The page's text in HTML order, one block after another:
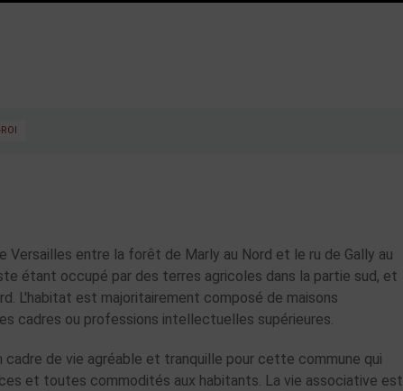
Versailles entre la forêt de Marly au Nord et le ru de Gally au
étant occupé par des terres agricoles dans la partie sud, et
L'habitat est majoritairement composé de maisons
cadres ou professions intellectuelles supérieures.
de vie agréable et tranquille pour cette commune qui
et toutes commodités aux habitants. La vie associative est